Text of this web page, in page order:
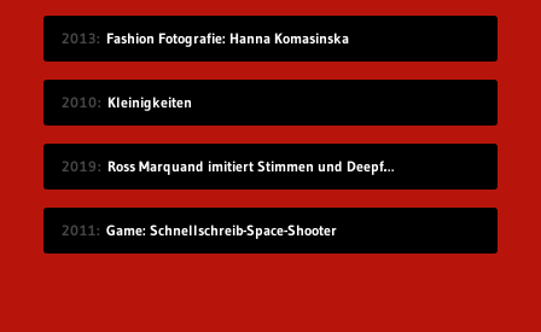
2013 Fashion Fotografie: Hanna Komasinska
2010 Kleinigkeiten
2019 Ross Marquand imitiert Stimmen und Deepfake die passenden Gesichter
2011 Game: Schnellschreib-Space-Shooter